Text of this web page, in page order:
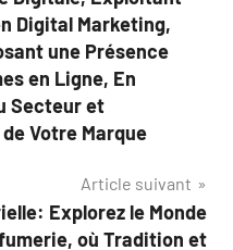
Digital Marketing,
une Présence
en Ligne, En
Secteur et
Votre Marque
Article suivant
Explorez le Monde
où Tradition et